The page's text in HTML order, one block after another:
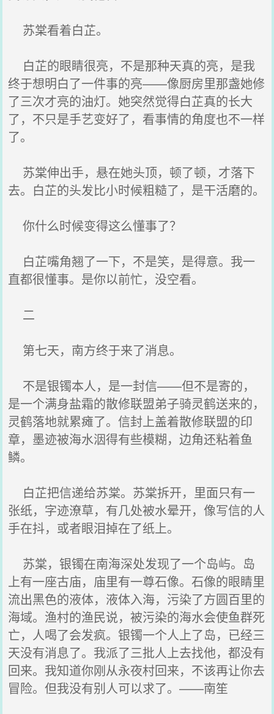
苏棠看着白芷。
白芷的眼睛很亮，不是那种天真的亮，是我
终于想明白了一件事的亮——像厨房里那盏她修
了三次才亮的油灯。她突然觉得白芷真的长大
了，不只是手艺变好了，看事情的角度也不一样
了。
苏棠伸出手，悬在她头顶，顿了顿，才落下
去。白芷的头发比小时候粗糙了，是干活磨的。
你什么时候变得这么懂事了？
白芷嘴角翘了一下，不是笑，是得意。我一
直都很懂事。是你以前忙，没空看。
二
第七天，南方终于来了消息。
不是银镯本人，是一封信——但不是寄的，
是一个满身盐霜的散修联盟弟子骑灵鹤送来的，
灵鹤落地就累瘫了。信封上盖着散修联盟的印
章，墨迹被海水洇得有些模糊，边角还粘着鱼
鳞。
白芷把信递给苏棠。苏棠拆开，里面只有一
张纸，字迹潦草，有几处被水晕开，像写信的人
手在抖，或者眼泪掉在了纸上。
苏棠，银镯在南海深处发现了一个岛屿。岛
上有一座古庙，庙里有一尊石像。石像的眼睛里
流出黑色的液体，液体入海，污染了方圆百里的
海域。渔村的渔民说，被污染的海水会使鱼群死
亡，人喝了会发疯。银镯一个人上了岛，已经三
天没有消息了。我派了三批人上去找他，都没有
回来。我知道你刚从永夜村回来，不该再让你去
冒险。但我没有别人可以求了。——南笙